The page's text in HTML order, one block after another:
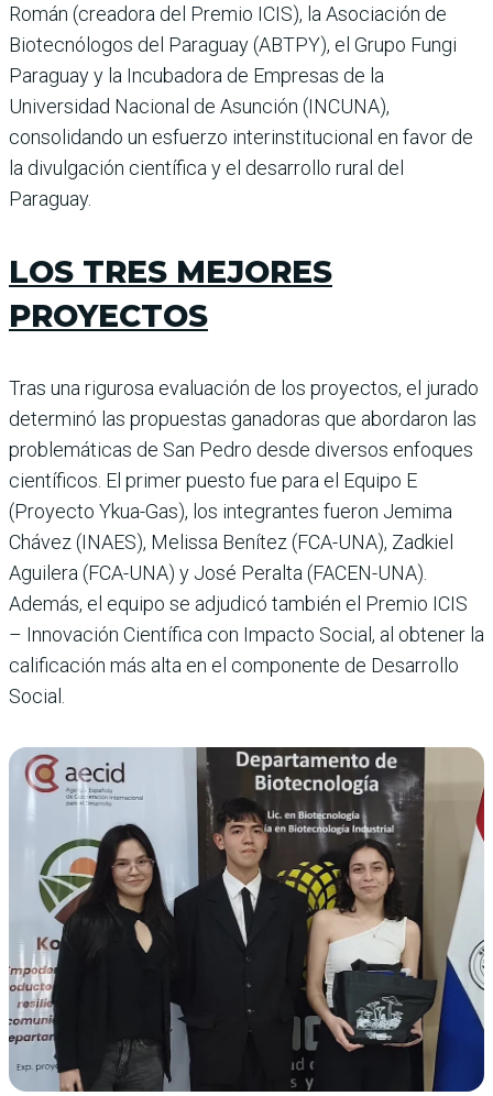
Román (creadora del Premio ICIS), la Asociación de
Biotecnólogos del Paraguay (ABTPY), el Grupo Fungi
Paraguay y la Incubadora de Empresas de la
Universidad Nacional de Asunción (INCUNA),
consolidando un esfuerzo interinstitucional en favor de
la divulgación científica y el desarrollo rural del
Paraguay.
LOS TRES MEJORES
PROYECTOS
Tras una rigurosa evaluación de los proyectos, el jurado
determinó las propuestas ganadoras que abordaron las
problemáticas de San Pedro desde diversos enfoques
científicos. El primer puesto fue para el Equipo E
(Proyecto Ykua-Gas), los integrantes fueron Jemima
Chávez (INAES), Melissa Benítez (FCA-UNA), Zadkiel
Aguilera (FCA-UNA) y José Peralta (FACEN-UNA).
Además, el equipo se adjudicó también el Premio ICIS
– Innovación Científica con Impacto Social, al obtener la
calificación más alta en el componente de Desarrollo
Social.